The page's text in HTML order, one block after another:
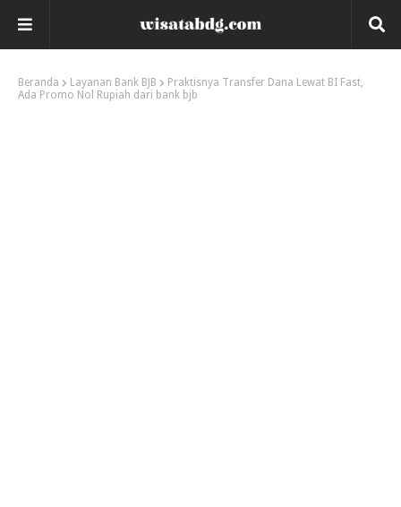
Beranda Layanan Bank BJB
Praktisnya Transfer Dana Lewat BI Fast,
Ada Promo Nol Rupiah dari bank bjb